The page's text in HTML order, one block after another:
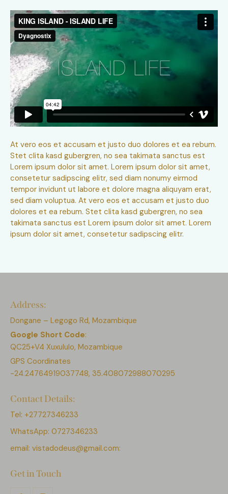
At vero eos et accusam et justo duo dolores et ea rebum.
Stet clita kasd gubergren, no sea takimata sanctus est
Lorem ipsum dolor sit amet. Lorem ipsum dolor sit amet,
consetetur sadipscing elitr, sed diam nonumy eirmod
tempor invidunt ut labore et dolore magna aliquyam erat,
sed diam voluptua. At vero eos et accusam et justo duo
dolores et ea rebum. Stet clita kasd gubergren, no sea
takimata sanctus est Lorem ipsum dolor sit amet. Lorem
ipsum dolor sit amet, consetetur sadipscing elitr.
Address:
Dongane – Legogo Rd, Mozambique
Google Short Code:
QC25+V4 Xuxululo, Mozambique
GPS Coordinates
-24.24764919037748, 35.408072988070295
Contact Details:
Tel: +27727346233
WhatsApp: 0727346233
email: vistadodeus@gmail.com:
Get in Touch